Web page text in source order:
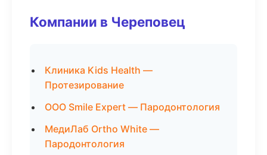
Компании в Череповец
Клиника Kids Health —
Протезирование
ООО Smile Expert — Пародонтология
МедиЛаб Ortho White —
Пародонтология